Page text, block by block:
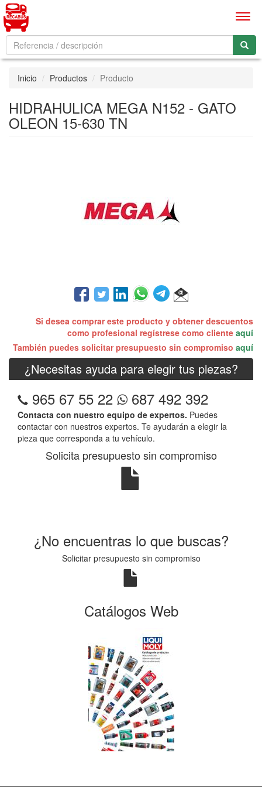
Inicio Productos Producto
HIDRAHULICA MEGA N152 - GATO
OLEON 15-630 TN
Si desea comprar este producto y obtener descuentos
como profesional regístrese como cliente aquí
También puedes solicitar presupuesto sin compromiso aquí
¿Necesitas ayuda para elegir tus piezas?
965 67 55 22 687 492 392
Contacta con nuestro equipo de expertos. Puedes
contactar con nuestros expertos. Te ayudarán a elegir la
pieza que corresponda a tu vehículo.
Solicita presupuesto sin compromiso
¿No encuentras lo que buscas?
Solicitar presupuesto sin compromiso
Catálogos Web